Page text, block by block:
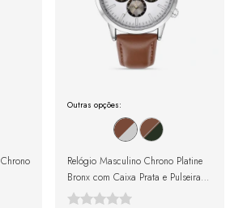
Outras opções:
Relógio Masculino Chrono Platine
Bronx com Caixa Prata e Pulseira
Marrom